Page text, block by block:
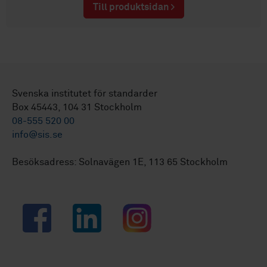
Till produktsidan >
Svenska institutet för standarder
Box 45443, 104 31 Stockholm
08-555 520 00
info@sis.se
Besöksadress: Solnavägen 1E, 113 65 Stockholm
Facebook LinkedIn Instagram